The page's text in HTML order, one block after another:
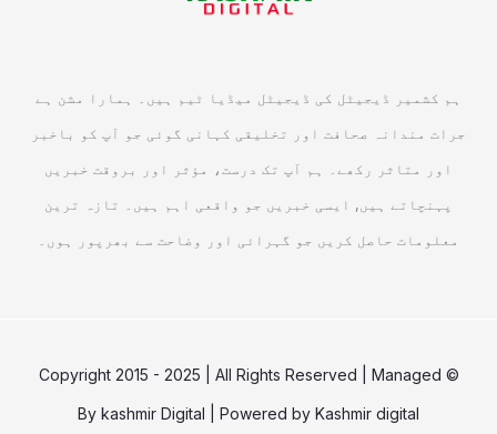
ہم کشمیر ڈیجیٹل کی ڈیجیٹل میڈیا ٹیم ہیں۔ ہمارا مشن ہے
جرات مندانہ صحافت اور تخلیقی کہانی گوئی جو آپ کو باخبر
اور متاثر رکھے۔ ہم آپ تک درست، مؤثر اور بروقت خبریں
پہنچاتے ہیں, ایسی خبریں جو واقعی اہم ہیں۔ تازہ ترین
معلومات حاصل کریں جو گہرائی اور وضاحت سے بھرپور ہوں۔
© Copyright 2015 - 2025 | All Rights Reserved | Managed
By kashmir Digital | Powered by Kashmir digital